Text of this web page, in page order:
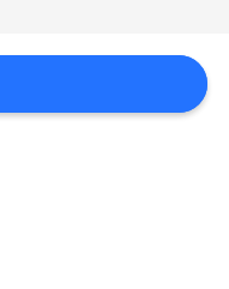
اقتباس